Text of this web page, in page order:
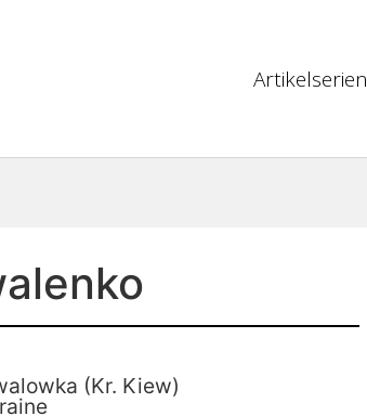
Artikelserien
(Kr. Kiew)